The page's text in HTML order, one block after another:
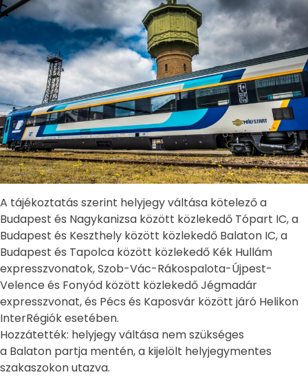
A tájékoztatás szerint helyjegy váltása kötelező a
Budapest és Nagykanizsa között közlekedő Tópart IC, a
Budapest és Keszthely között közlekedő Balaton IC, a
Budapest és Tapolca között közlekedő Kék Hullám
expresszvonatok, Szob-Vác-Rákospalota-Újpest-
Velence és Fonyód között közlekedő Jégmadár
expresszvonat, és Pécs és Kaposvár között járó Helikon
InterRégiók esetében.
Hozzátették: helyjegy váltása nem szükséges
a Balaton partja mentén, a kijelölt helyjegymentes
szakaszokon utazva.